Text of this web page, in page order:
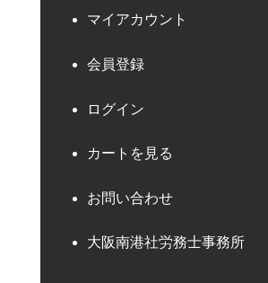
マイアカウント
会員登録
ログイン
カートを見る
お問い合わせ
大阪南港社労務士事務所